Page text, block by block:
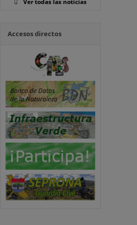
Ver todas las noticias
Accesos directos